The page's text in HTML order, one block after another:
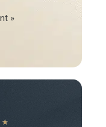
»
★